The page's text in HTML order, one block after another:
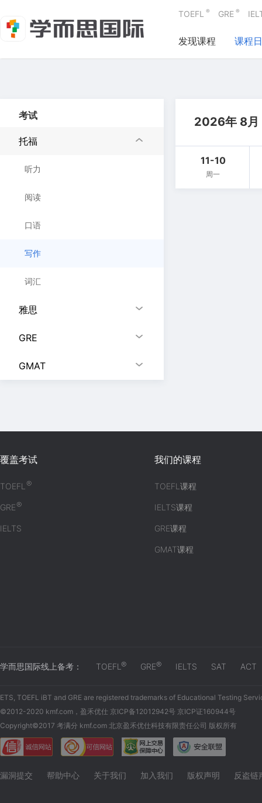
TOEFL ® GRE ®
发现课程 课程
考试
托福
听力
阅读
口语
写作
词汇
雅思
GRE
GMAT
2026年 8月
11-10
周一
覆盖考试
TOEFL®
GRE®
IELTS
我们的课程
TOEFL课程
IELTS课程
GRE课程
GMAT课程
学而思国际线上备考： TOEFL ® GRE® IELTS SAT ACT
ETS, TOEFL iBT and GRE are registered trademarks of Educational Testing
©2012-2020 kmf.com，盈禾优仕 京ICP备12012942号 京ICP证160944号
Copyright©2017 考满分 kmf.com 北京盈禾优仕科技有限责任公司 版权所有
漏洞提交 帮助中心 关于我们 加入我们 版权声明 反盗链